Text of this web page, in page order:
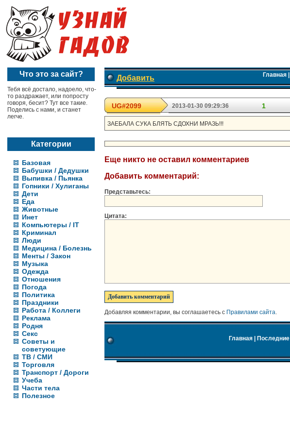
Что это за сайт?
Тебя всё достало, надоело, что-
то раздражает, или попросту
говоря, бесит? Тут все такие.
Поделись с нами, и станет
легче.
Категории
Базовая
Бабушки / Дедушки
Выпивка / Пьянка
Гопники / Хулиганы
Дети
Еда
Животные
Инет
Компьютеры / IT
Криминал
Люди
Медицина / Болезнь
Менты / Закон
Музыка
Одежда
Отношения
Погода
Политика
Праздники
Работа / Коллеги
Реклама
Родня
Секс
Советы и
советующие
ТВ / СМИ
Торговля
Транспорт / Дороги
Учеба
Части тела
Полезное
Добавить Главная|
UG#2099 2013-01-30 09:29:36 1
ЗАЕБАЛА СУКА БЛЯТЬ СДОХНИ МРАЗЬ!!!
Еще никто не оставил комментариев
Добавить комментарий:
Представьтесь:
Цитата:
Добавляя комментарии, вы соглашаетесь с Правилами сайта.
Главная Последние